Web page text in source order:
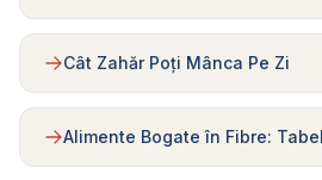
Cât Zahăr Poți Mânca Pe Zi
Alimente Bogate în Fibre: